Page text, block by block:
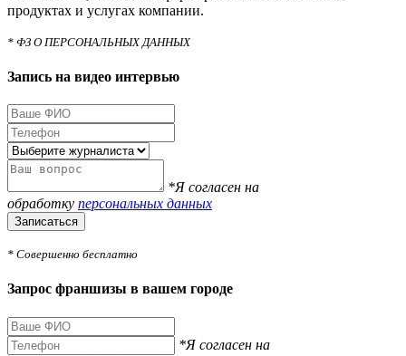
продуктах и услугах компании.
* ФЗ О ПЕРСОНАЛЬНЫХ ДАННЫХ
Запись на видео интервью
*Я согласен на
обработку персональных данных
Записаться
* Совершенно бесплатно
Запрос франшизы в вашем городе
*Я согласен на